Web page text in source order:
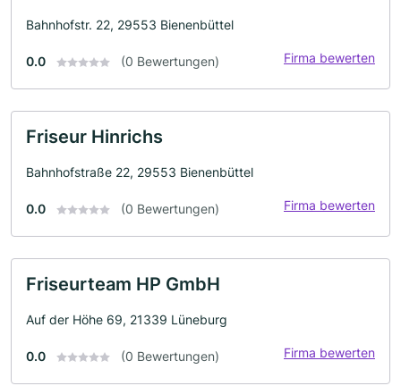
Bahnhofstr. 22, 29553 Bienenbüttel
0.0 (0 Bewertungen) Firma bewerten
Friseur Hinrichs
Bahnhofstraße 22, 29553 Bienenbüttel
0.0 (0 Bewertungen) Firma bewerten
Friseurteam HP GmbH
Auf der Höhe 69, 21339 Lüneburg
0.0 (0 Bewertungen) Firma bewerten